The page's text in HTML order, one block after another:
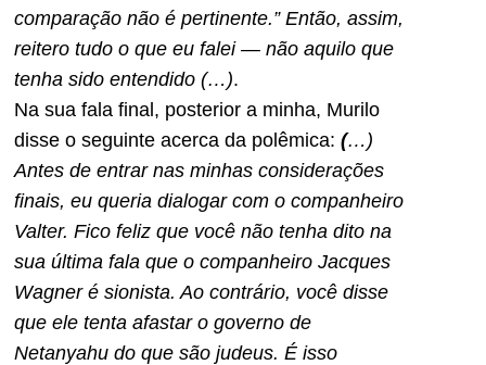
comparação não é pertinente.” Então, assim,
reitero tudo o que eu falei — não aquilo que
tenha sido entendido (…).
Na sua fala final, posterior a minha, Murilo
disse o seguinte acerca da polêmica: (…)
Antes de entrar nas minhas considerações
finais, eu queria dialogar com o companheiro
Valter. Fico feliz que você não tenha dito na
sua última fala que o companheiro Jacques
Wagner é sionista. Ao contrário, você disse
que ele tenta afastar o governo de
Netanyahu do que são judeus. É isso